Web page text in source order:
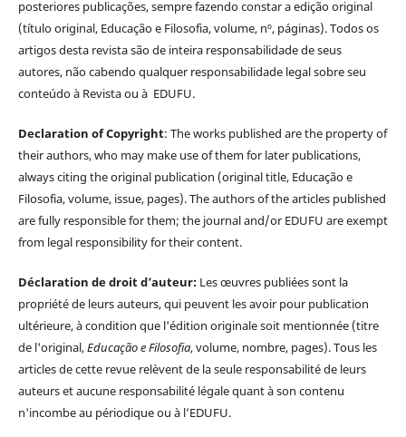
posteriores publicações, sempre fazendo constar a edição original
(título original, Educação e Filosofia, volume, nº, páginas). Todos os
artigos desta revista são de inteira responsabilidade de seus
autores, não cabendo qualquer responsabilidade legal sobre seu
conteúdo à Revista ou à EDUFU.
Declaration of Copyright: The works published are the property of
their authors, who may make use of them for later publications,
always citing the original publication (original title, Educação e
Filosofia, volume, issue, pages). The authors of the articles published
are fully responsible for them; the journal and/or EDUFU are exempt
from legal responsibility for their content.
Déclaration de droit d’auteur: Les œuvres publiées sont la
propriété de leurs auteurs, qui peuvent les avoir pour publication
ultérieure, à condition que l'édition originale soit mentionnée (titre
de l'original,Educação e Filosofia, volume, nombre, pages). Tous les
articles de cette revue relèvent de la seule responsabilité de leurs
auteurs et aucune responsabilité légale quant à son contenu
n'incombe au périodique ou à l’EDUFU.